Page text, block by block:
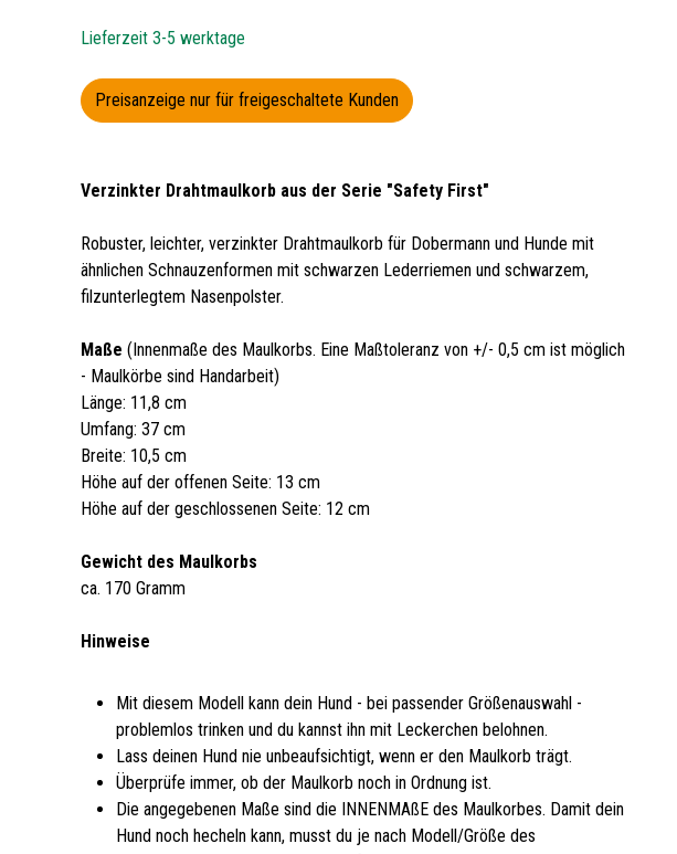
Lieferzeit 3-5 werktage
Preisanzeige nur für freigeschaltete Kunden
Verzinkter Drahtmaulkorb aus der Serie "Safety First"
Robuster, leichter, verzinkter Drahtmaulkorb für Dobermann und Hunde mit
ähnlichen Schnauzenformen mit schwarzen Lederriemen und schwarzem,
filzunterlegtem Nasenpolster.
Maße (Innenmaße des Maulkorbs. Eine Maßtoleranz von +/- 0,5 cm ist möglich
- Maulkörbe sind Handarbeit)
Länge: 11,8 cm
Umfang: 37 cm
Breite: 10,5 cm
Höhe auf der offenen Seite: 13 cm
Höhe auf der geschlossenen Seite: 12 cm
Gewicht des Maulkorbs
ca. 170 Gramm​
Hinweise
Mit diesem Modell kann dein Hund - bei passender Größenauswahl -
problemlos trinken und du kannst ihn mit Leckerchen belohnen.
Lass deinen Hund nie unbeaufsichtigt, wenn er den Maulkorb trägt.
Überprüfe immer, ob der Maulkorb noch in Ordnung ist.
Die angegebenen Maße sind die INNENMAßE des Maulkorbes. Damit dein
Hund noch hecheln kann, musst du je nach Modell/Größe des